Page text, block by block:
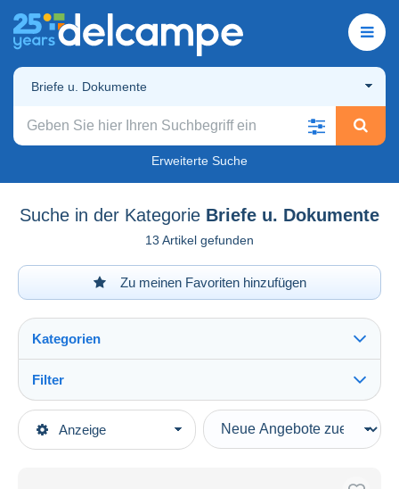
Briefe u. Dokumente
Erweiterte Suche
Suche in der Kategorie Briefe u. Dokumente
13 Artikel gefunden
Zu meinen Favoriten hinzufügen
Anzeige
Kategorien
Hauptkategorien
Filter
Art der Verkäufe
Laufende Angebote